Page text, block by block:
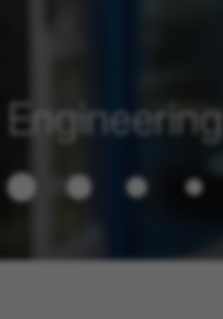
Engineering